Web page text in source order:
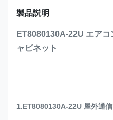
製品説明
ET8080130A-22U エア
ャビネット
1.ET8080130A-22U 屋外通